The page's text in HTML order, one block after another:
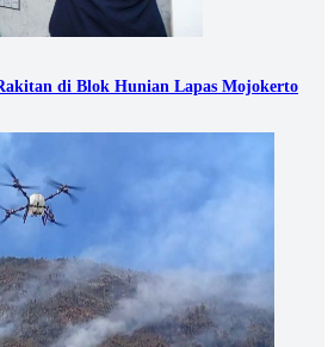
di Blok Hunian Lapas Mojokerto